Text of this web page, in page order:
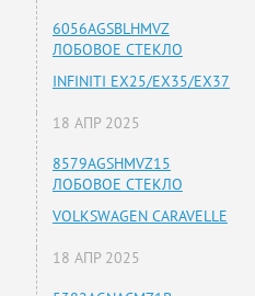
6056AGSBLHMVZ
ЛОБОВОЕ СТЕКЛО
INFINITI EX25/EX35/EX37
18 АПР 2025
8579AGSHMVZ15
ЛОБОВОЕ СТЕКЛО
VOLKSWAGEN CARAVELLE
18 АПР 2025